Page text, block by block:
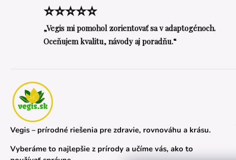
⭐⭐⭐⭐⭐
„Vegis mi pomohol zorientovať sa v adaptogénoch.
Oceňujem kvalitu, návody aj poradňu.“
Vegis – prírodné riešenia pre zdravie, rovnováhu a krásu.
Vyberáme to najlepšie z prírody a učíme vás, ako to